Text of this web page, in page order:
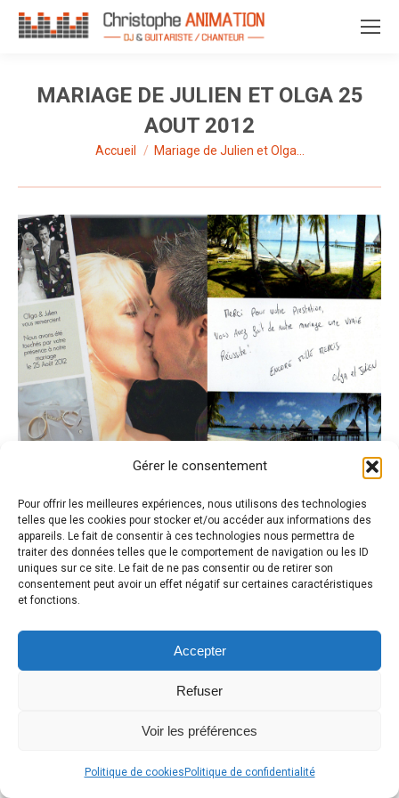
Gérer le consentement
Pour offrir les meilleures expériences, nous utilisons des technologies
telles que les cookies pour stocker et/ou accéder aux informations des
appareils. Le fait de consentir à ces technologies nous permettra de
traiter des données telles que le comportement de navigation ou les ID
uniques sur ce site. Le fait de ne pas consentir ou de retirer son
consentement peut avoir un effet négatif sur certaines caractéristiques
et fonctions.
Accepter
Refuser
Voir les préférences
Politique de cookies Politique de confidentialité
MARIAGE DE JULIEN ET OLGA 25
AOUT 2012
Vous êtes ici :
Accueil Mariage de Julien et Olga…